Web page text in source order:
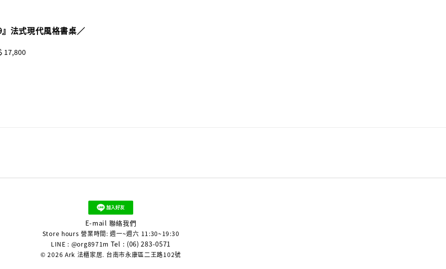
』法式現代風格書桌／
17,800
E-mail 聯絡我們
Store hours 營業時間: 週一~週六 11:30~19:30
LINE : @org8971m Tel : (06) 283-0571
© 2026 Ark 法櫃家居. 台南市永康區二王路102號